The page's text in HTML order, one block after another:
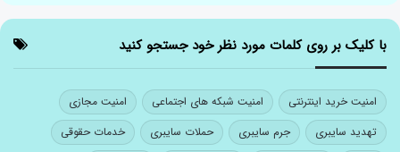
با کلیک بر روی کلمات مورد نظر خود جستجو کنید
امنیت خرید اینترنتی امنیت شبکه های اجتماعی
امنیت مجازی
تهدید سایبری
جرم سایبری حملات سایبری
خدمات حقوقی